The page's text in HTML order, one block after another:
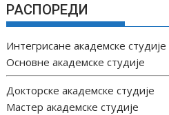
РАСПОРЕДИ
Интегрисане академске студије
Основне академске студије
Докторске академске студије
Мастер академске студије